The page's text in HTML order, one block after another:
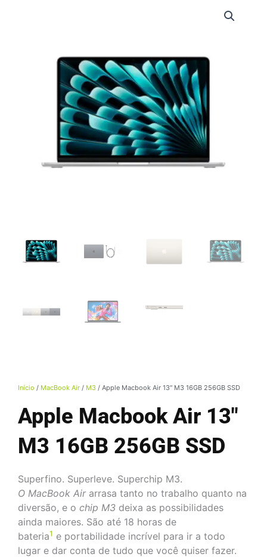
Início / MacBook Air / M3 / Apple Macbook Air 13″ M3 16GB 256GB SSD
Apple Macbook Air 13″
M3 16GB 256GB SSD
Superfino. Superleve. Superchip M3.
O MacBook Airarrasa tanto no trabalho quanto na
diversão, e o chip M3 deixa as possibilidades
ainda maiores. São até 18 horas de
bateria1 e portabilidade incrível para ir a todo
lugar e dar conta de tudo que você quiser fazer.